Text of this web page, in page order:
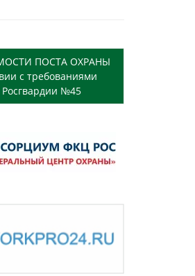
ПОСТА ОХРАНЫ
с требованиями
Росгвардии №45